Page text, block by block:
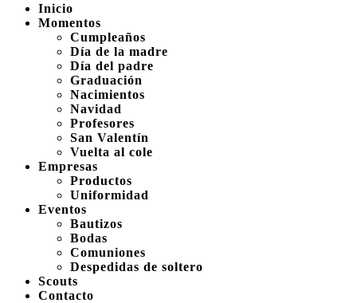
Inicio
Momentos
Cumpleaños
Día de la madre
Día del padre
Graduación
Nacimientos
Navidad
Profesores
San Valentín
Vuelta al cole
Empresas
Productos
Uniformidad
Eventos
Bautizos
Bodas
Comuniones
Despedidas de soltero
Scouts
Contacto